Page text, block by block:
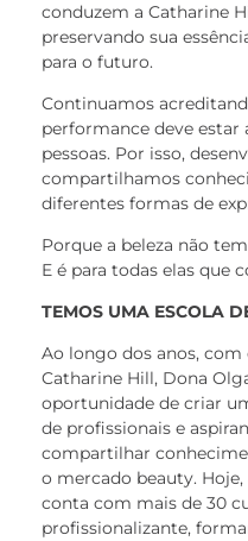
conduzem a Catharine
preservando sua
para o futuro.
Continuamos
performance deve estar
pessoas. Por isso,
compartilhamos
diferentes formas de
Porque a beleza não
E é para todas elas que
TEMOS UMA ESCOLA
Ao longo dos anos,
Catharine Hill, Dona
oportunidade de criar
de profissionais e
compartilhar
o mercado beauty.
conta com mais de 30
profissionalizante,